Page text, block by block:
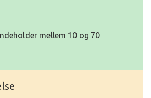
mellem 10 og 70